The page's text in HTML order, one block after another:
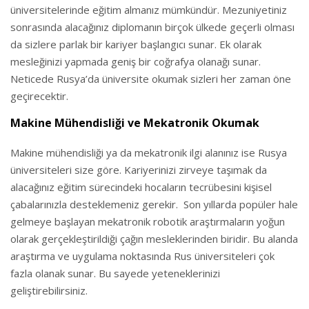
üniversitelerinde eğitim almanız mümkündür. Mezuniyetiniz
sonrasında alacağınız diplomanın birçok ülkede geçerli olması
da sizlere parlak bir kariyer başlangıcı sunar. Ek olarak
mesleğinizi yapmada geniş bir coğrafya olanağı sunar.
Neticede Rusya’da üniversite okumak sizleri her zaman öne
geçirecektir.
Makine Mühendisliği ve Mekatronik Okumak
Makine mühendisliği ya da mekatronik ilgi alanınız ise Rusya
üniversiteleri size göre. Kariyerinizi zirveye taşımak da
alacağınız eğitim sürecindeki hocaların tecrübesini kişisel
çabalarınızla desteklemeniz gerekir. Son yıllarda popüler hale
gelmeye başlayan mekatronik robotik araştırmaların yoğun
olarak gerçekleştirildiği çağın mesleklerinden biridir. Bu alanda
araştırma ve uygulama noktasında Rus üniversiteleri çok
fazla olanak sunar. Bu sayede yeteneklerinizi
geliştirebilirsiniz.